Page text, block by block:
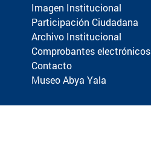
Imagen Institucional
Participación Ciudadana
Archivo Institucional
Comprobantes electrónicos
Contacto
Museo Abya Yala